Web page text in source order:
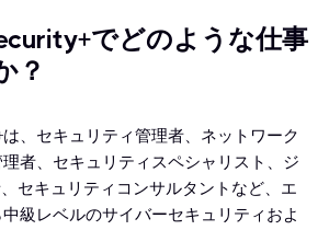
でどのような仕事
？
、セキュリティ管理者、ネットワーク
者、セキュリティスペシャリスト、ジ
セキュリティコンサルタントなど、エ
級レベルのサイバーセキュリティおよ